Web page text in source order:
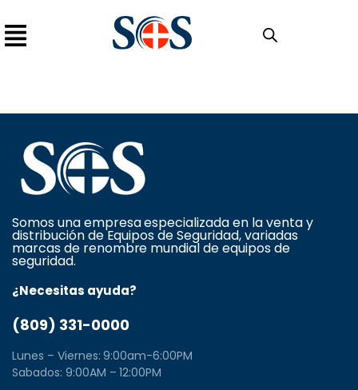
Somos una empresa especializada en la venta y
distribución de Equipos de Seguridad, variadas
marcas de renombre mundial de equipos de
seguridad.
¿Necesitas ayuda?
(809) 331-0000
Lunes – Viernes: 9:00am-6:00PM
Sabados: 9:00AM – 12:00PM